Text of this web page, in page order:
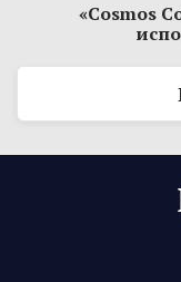
«Cosmos